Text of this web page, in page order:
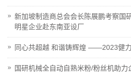
新加坡制造商总会会长陈展鹏考察国
明星企业赴东南亚设厂
同心共超越 和谐铸辉煌 ——2023健
国研机械全自动自熟米粉/粉丝机助力